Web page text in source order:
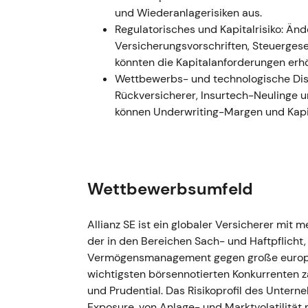
graduellen Aufwärtstrend durch 2023,
Ergebnisse (operative Überraschungen in
Feb. 2023 — GJ2022:
Kapitalsteuerung - Ereignis: Allianz
und schlug eine Dividende von 11,40 €/
die kapitalsteuernden Maßnahmen
Die Ergebnisse verschoben die
aufgestellten Versicherungs-
H1–H2 2023 — Russland-Abgang:
des russischen Geschäfts aus (berichtet
überwiegende Teil des Verlustes durch
sodass der tatsächliche Kassenabfluss in
Einschätzung: Der Rückzug wurde
Volatilität wich einer gedämpften
und Wiederanlagerisiken aus.
Regulatorisches und Kapitalrisiko:
Versicherungsvorschriften,
könnten die Kapitalanforderungen
Wettbewerbs- und technologische
Rückversicherer, Insurtech-Neulinge
können Underwriting-Margen und
Wettbewerbsumfeld
Allianz SE ist ein globaler Versicherer mit
der in den Bereichen Sach- und
Vermögensmanagement gegen große
wichtigsten börsennotierten Konkurrenten
und Prudential. Das Risikoprofil des